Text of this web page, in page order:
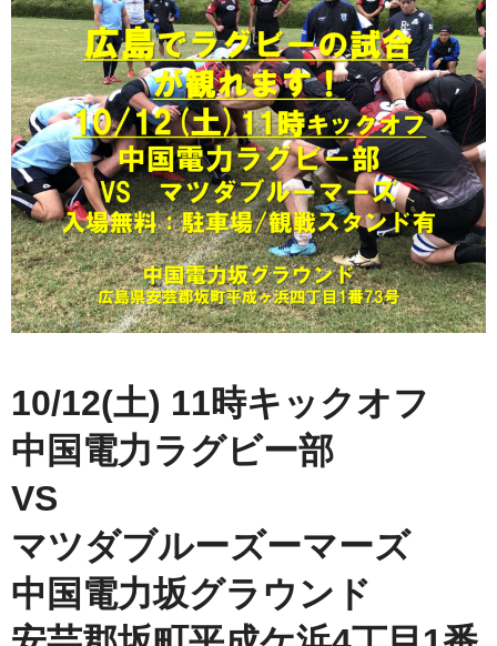
10/12(土) 11時キックオフ
中国電力ラグビー部
VS
マツダブルーズーマーズ
中国電力坂グラウンド